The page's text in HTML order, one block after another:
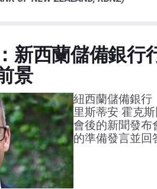
新西蘭儲備銀行
景
紐西蘭儲備銀行
里斯蒂安·霍克
會後的新聞發布
的準備發言並回